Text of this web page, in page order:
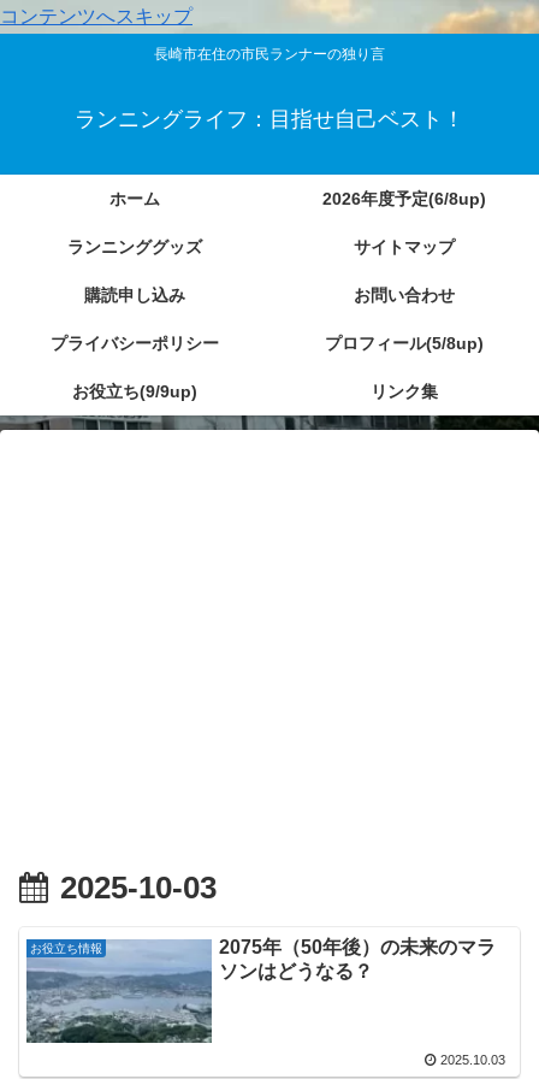
コンテンツへスキップ
長崎市在住の市民ランナーの独り言
ランニングライフ：目指せ自己ベスト！
ホーム 2026年度予定(6/8up)
ランニンググッズ サイトマップ
購読申し込み お問い合わせ
プライバシーポリシー プロフィール(5/8up)
お役立ち(9/9up) リンク集
2025-10-03
お役立ち情報
2075年（50年後）の未来のマラ
ソンはどうなる？
2025.10.03